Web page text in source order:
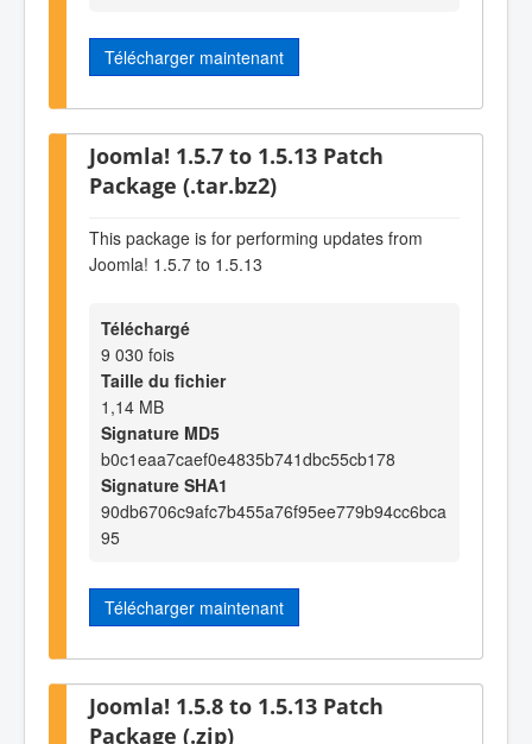
Télécharger maintenant
Joomla! 1.5.7 to 1.5.13 Patch
Package (.tar.bz2)
This package is for performing updates from
Joomla! 1.5.7 to 1.5.13
Téléchargé
9 030 fois
Taille du fichier
1,14 MB
Signature MD5
b0c1eaa7caef0e4835b741dbc55cb178
Signature SHA1
90db6706c9afc7b455a76f95ee779b94cc6bca
95
Télécharger maintenant
Joomla! 1.5.8 to 1.5.13 Patch
Package (.zip)